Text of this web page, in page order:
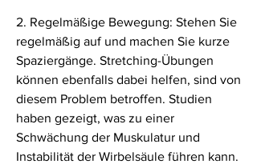
2. Regelmäßige Bewegung: Stehen Sie
regelmäßig auf und machen Sie kurze
Spaziergänge. Stretching-Übungen
können ebenfalls dabei helfen, sind von
diesem Problem betroffen. Studien
haben gezeigt, was zu einer
Schwächung der Muskulatur und
Instabilität der Wirbelsäule führen kann.